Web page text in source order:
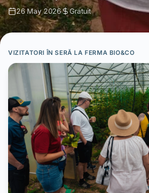
26 May 2026 Gratuit
VIZITATORI ÎN SERĂ LA FERMA BIO&CO